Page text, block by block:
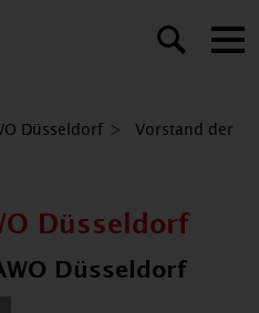
Düsseldorf
Vorstand der
Düsseldorf
Düsseldorf